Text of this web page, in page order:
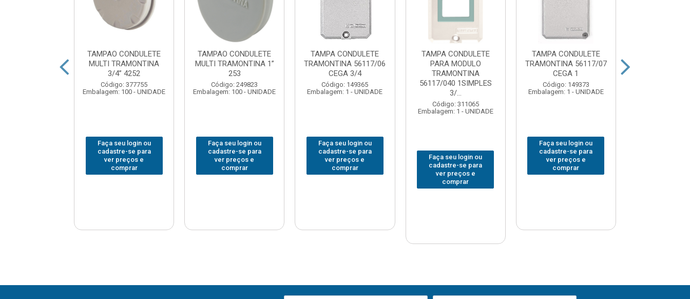
TAMPAO CONDULETE
MULTI TRAMONTINA
3/4” 4252
Código: 377755
Embalagem: 100 - UNIDADE
Faça seu login ou
cadastre-se para
ver preços e
comprar
TAMPAO CONDULETE
MULTI TRAMONTINA 1”
253
Código: 249823
Embalagem: 100 - UNIDADE
Faça seu login ou
cadastre-se para
ver preços e
comprar
TAMPA CONDULETE
TRAMONTINA 56117/06
CEGA 3/4
Código: 149365
Embalagem: 1 - UNIDADE
Faça seu login ou
cadastre-se para
ver preços e
comprar
TAMPA CONDULETE
PARA MODULO
TRAMONTINA
56117/040 1SIMPLES
3/...
Código: 311065
Embalagem: 1 - UNIDADE
Faça seu login ou
cadastre-se para
ver preços e
comprar
TAMPA CONDULETE
TRAMONTINA 56117/07
CEGA 1
Código: 149373
Embalagem: 1 - UNIDADE
Faça seu login ou
cadastre-se para
ver preços e
comprar